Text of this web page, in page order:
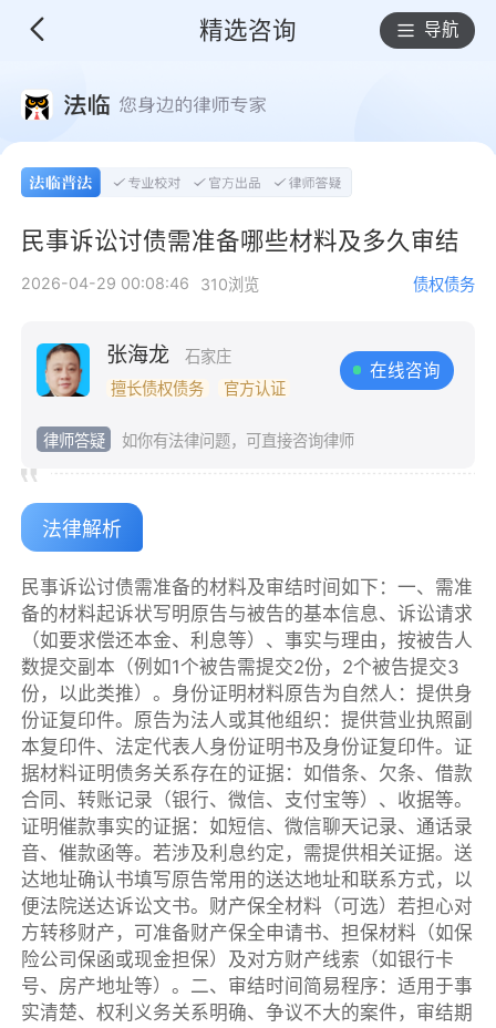
精选咨询 导航
民事诉讼讨债需准备哪些材料及多久审结
2026-04-29 00:08:46 310浏览 债权债务
张海龙
石家庄
擅长债权债务
官方认证
在线咨询
律师答疑 如你有法律问题，可直接咨询律师
法律解析
民事诉讼讨债需准备的材料及审结时间如下：一、需准
备的材料起诉状写明原告与被告的基本信息、诉讼请求
（如要求偿还本金、利息等）、事实与理由，按被告人
数提交副本（例如1个被告需提交2份，2个被告提交3
份，以此类推）。身份证明材料原告为自然人：提供身
份证复印件。原告为法人或其他组织：提供营业执照副
本复印件、法定代表人身份证明书及身份证复印件。证
据材料证明债务关系存在的证据：如借条、欠条、借款
合同、转账记录（银行、微信、支付宝等）、收据等。
证明催款事实的证据：如短信、微信聊天记录、通话录
音、催款函等。若涉及利息约定，需提供相关证据。送
达地址确认书填写原告常用的送达地址和联系方式，以
便法院送达诉讼文书。财产保全材料（可选）若担心对
方转移财产，可准备财产保全申请书、担保材料（如保
险公司保函或现金担保）及对方财产线索（如银行卡
号、房产地址等）。二、审结时间简易程序：适用于事
实清楚、权利义务关系明确、争议不大的案件，审结期